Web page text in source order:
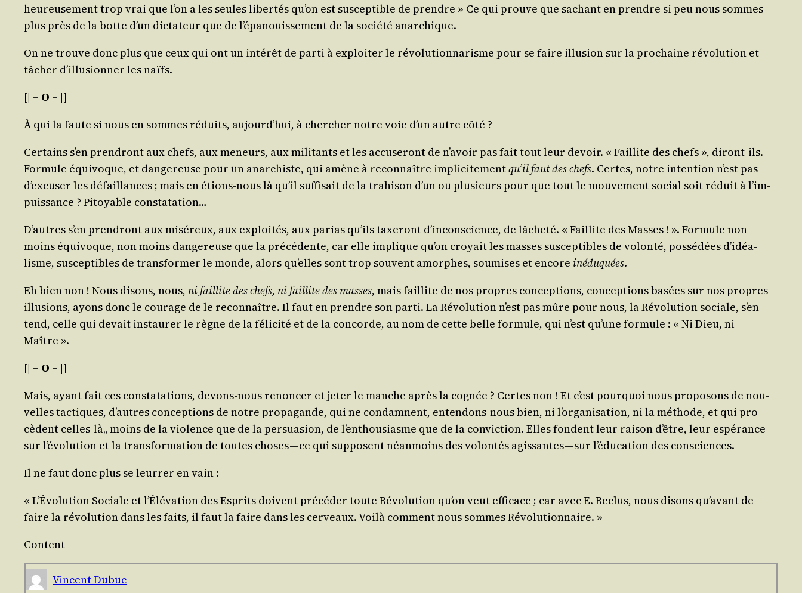
heu­reu­se­ment trop vrai que l’on a les seules liber­tés qu’on est sus­cep­tible de prendre » Ce qui prouve que sachant en prendre si peu nous sommes
plus près de la botte d’un dic­ta­teur que de l’é­pa­nouis­se­ment de la socié­té anarchique.
On ne trouve donc plus que ceux qui ont un inté­rêt de par­ti à exploi­ter le révo­lu­tion­na­risme pour se faire illu­sion sur la pro­chaine révo­lu­tion et
tâcher d’illu­sion­ner les naïfs.
[| – O – |]
À qui la faute si nous en sommes réduits, aujourd’­hui, à cher­cher notre voie d’un autre côté ?
Cer­tains s’en pren­dront aux chefs, aux meneurs, aux mili­tants et les accu­se­ront de n’a­voir pas fait tout leur devoir. « Faillite des chefs », diront-ils.
For­mule équi­voque, et dan­ge­reuse pour un anar­chiste, qui amène à recon­naître impli­ci­te­mentqu’il faut des chefs. Certes, notre inten­tion n’est pas
d’ex­cu­ser les défaillances ; mais en étions-nous là qu’il suf­fi­sait de la tra­hi­son d’un ou plu­sieurs pour que tout le mou­ve­ment social soit réduit à l’im­
puis­sance ? Pitoyable constatation…
D’autres s’en pren­dront aux misé­reux, aux exploi­tés, aux parias qu’ils taxe­ront d’in­cons­cience, de lâche­té. « Faillite des Masses ! ». For­mule non
moins équi­voque, non moins dan­ge­reuse que la pré­cé­dente, car elle implique qu’on croyait les masses sus­cep­tibles de volon­té, pos­sé­dées d’i­déa­
lisme, sus­cep­tibles de trans­for­mer le monde, alors qu’elles sont trop sou­vent amorphes, sou­mises et encore inédu­quées.
Eh bien non ! Nous disons, nous, ni faillite des chefs, ni faillite des masses, mais faillite de nos propres concep­tions, concep­tions basées sur nos propres
illu­sions, ayons donc le cou­rage de le recon­naître. Il faut en prendre son par­ti. La Révo­lu­tion n’est pas mûre pour nous, la Révo­lu­tion sociale, s’en­
tend, celle qui devait ins­tau­rer le règne de la féli­ci­té et de la concorde, au nom de cette belle for­mule, qui n’est qu’une for­mule : « Ni Dieu, ni
Maître ».
[| – O – |]
Mais, ayant fait ces consta­ta­tions, devons-nous renon­cer et jeter le manche après la cognée ? Certes non ! Et c’est pour­quoi nous pro­po­sons de nou­
velles tac­tiques, d’autres concep­tions de notre pro­pa­gande, qui ne condamnent, enten­dons-nous bien, ni l’or­ga­ni­sa­tion, ni la méthode, et qui pro­
cèdent celles-là„ moins de la vio­lence que de la per­sua­sion, de l’en­thou­siasme que de la convic­tion. Elles fondent leur rai­son d’être, leur espé­rance
sur l’é­vo­lu­tion et la trans­for­ma­tion de toutes choses — ce qui sup­posent néan­moins des volon­tés agis­santes — sur l’é­du­ca­tion des consciences.
Il ne faut donc plus se leur­rer en vain :
« L’Évolution Sociale et l’Élévation des Esprits doivent pré­cé­der toute Révo­lu­tion qu’on veut effi­cace ; car avec E. Reclus, nous disons qu’a­vant de
faire la révo­lu­tion dans les faits, il faut la faire dans les cer­veaux. Voi­là com­ment nous sommes Révolutionnaire. »
Content
Vincent Dubuc